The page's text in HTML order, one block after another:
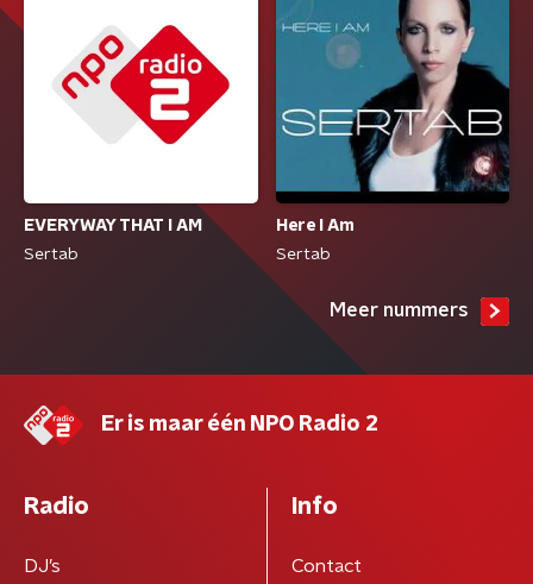
EVERYWAY THAT I AM
Sertab
Here I Am
Sertab
Meer nummers
Er is maar één NPO Radio 2
Radio
DJ’s
Info
Contact